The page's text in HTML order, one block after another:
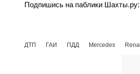
Подпишись на паблики Шахты.ру:
ДТП ГАИ ПДД Mercedes